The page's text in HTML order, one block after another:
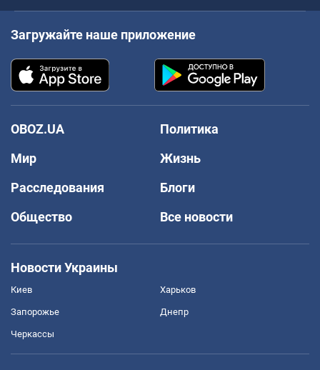
Загружайте наше приложение
OBOZ.UA
Политика
Мир
Жизнь
Расследования
Блоги
Общество
Все новости
Новости Украины
Киев Харьков
Запорожье Днепр
Черкассы